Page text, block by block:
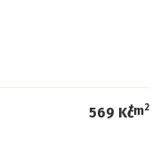
569 Kč
/m2